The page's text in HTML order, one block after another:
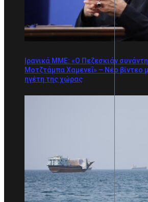
Ιρανικά ΜΜΕ: «Ο Πεζεσκιάν
Μοτζτάμπα Χαμενεΐ» – Νέο βίντεο
ηγέτη της χώρας